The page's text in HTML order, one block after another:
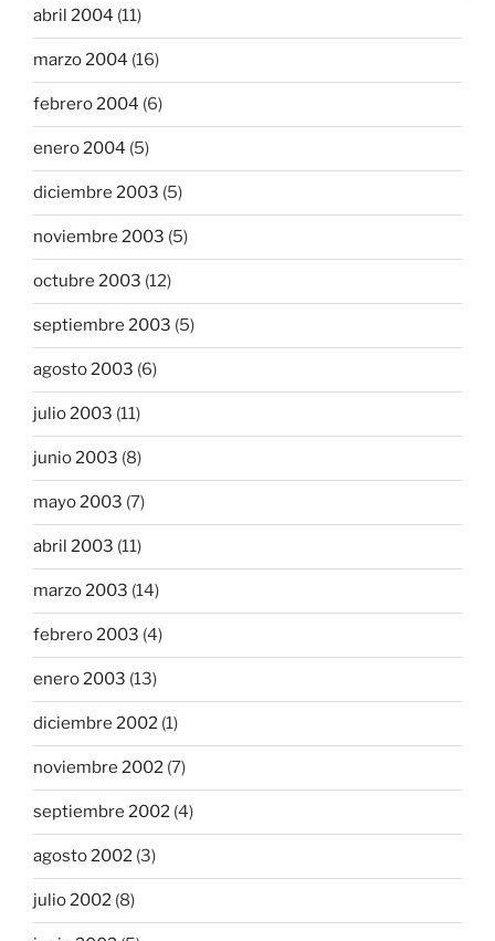
abril 2004 (11)
marzo 2004 (16)
febrero 2004 (6)
enero 2004 (5)
diciembre 2003 (5)
noviembre 2003 (5)
octubre 2003 (12)
septiembre 2003 (5)
agosto 2003 (6)
julio 2003 (11)
junio 2003 (8)
mayo 2003 (7)
abril 2003 (11)
marzo 2003 (14)
febrero 2003 (4)
enero 2003 (13)
diciembre 2002 (1)
noviembre 2002 (7)
septiembre 2002 (4)
agosto 2002 (3)
julio 2002 (8)